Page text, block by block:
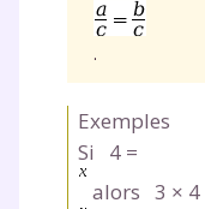
.
Exemples
Si 4 =
alors 3 × 4